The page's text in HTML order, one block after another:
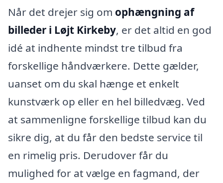
Når det drejer sig om ophængning af
billeder i Løjt Kirkeby, er det altid en god
idé at indhente mindst tre tilbud fra
forskellige håndværkere. Dette gælder,
uanset om du skal hænge et enkelt
kunstværk op eller en hel billedvæg. Ved
at sammenligne forskellige tilbud kan du
sikre dig, at du får den bedste service til
en rimelig pris. Derudover får du
mulighed for at vælge en fagmand, der